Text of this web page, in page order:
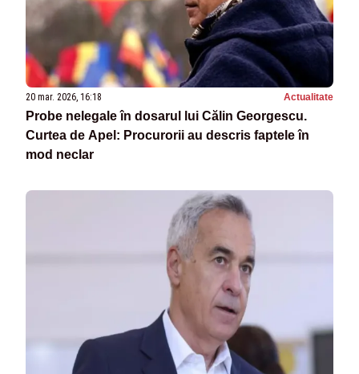
20 mar. 2026, 16:18 Actualitate
Probe nelegale în dosarul lui Călin Georgescu.
Curtea de Apel: Procurorii au descris faptele în
mod neclar